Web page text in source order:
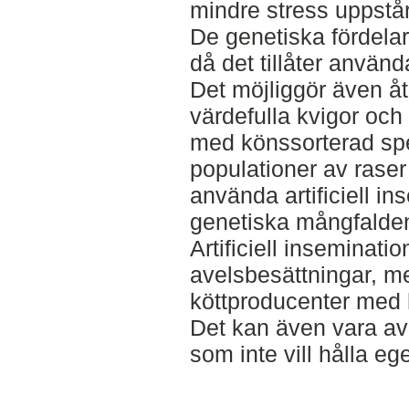
mindre stress
De genetiska
då det tillåter
Det möjliggör även
värdefulla kvigor
med könssorterad
populationer av
använda artificiell
genetiska
Artificiell
avelsbesättningar,
köttproducenter
Det kan även vara
som inte vill hålla